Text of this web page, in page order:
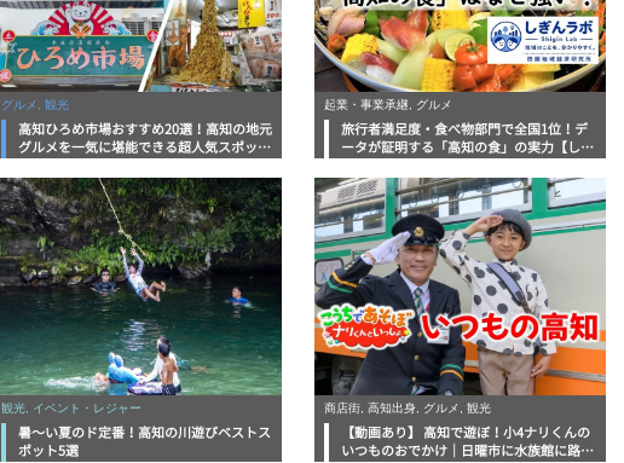
グルメ, 観光
高知ひろめ市場おすすめ20選！高知の地元
グルメを一気に堪能できる超人気スポット
起業・事業承継, グルメ
旅行者満足度・食べ物部門で全国1位！デ
ータが証明する「高知の食」の実力【しぎ
観光, イベント・レジャー
暑～い夏のド定番！高知の川遊びベストス
ポット5選
商店街, 高知出身, グルメ, 観光
【動画あり】 高知で遊ぼ！小4ナリくんの
いつものおでかけ｜日曜市に水族館に路面